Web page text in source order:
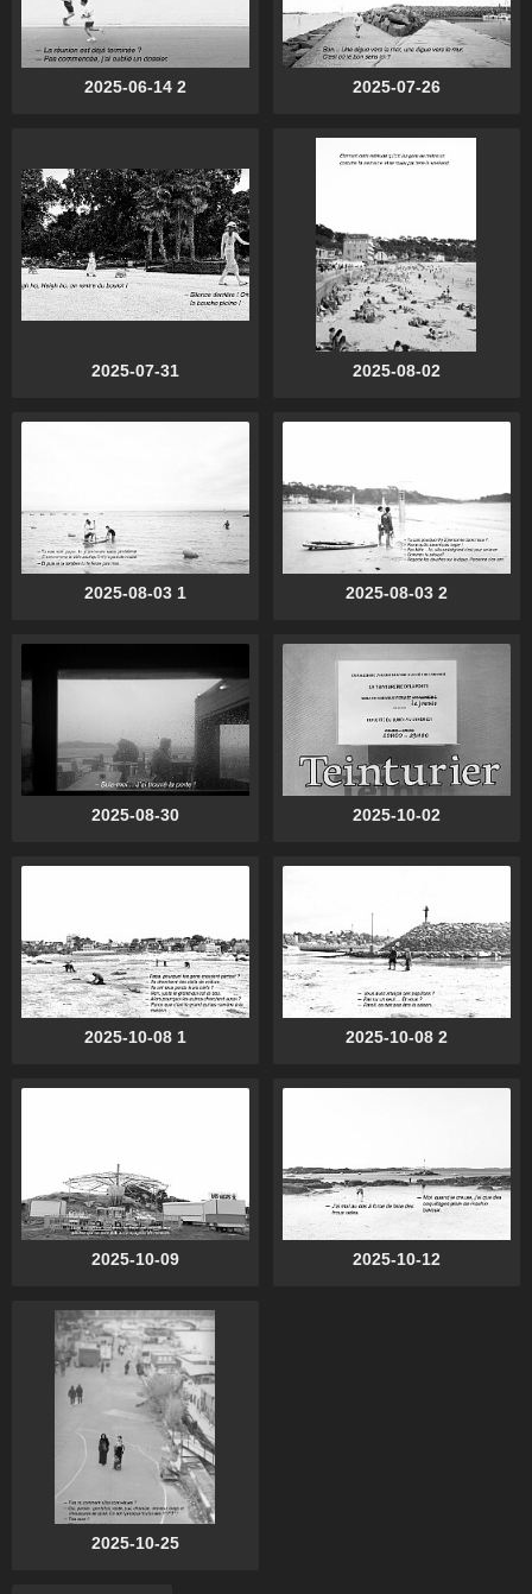
2025-06-14 2 2025-07-26
2025-07-31 2025-08-02
2025-08-03 1 2025-08-03 2
2025-08-30 2025-10-02
2025-10-08 1 2025-10-08 2
2025-10-09 2025-10-12
2025-10-25